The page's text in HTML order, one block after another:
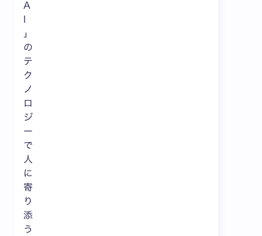
A
」
の
テ
ク
ノ
ロ
ジ
ー
で
人
に
寄
り
添
う